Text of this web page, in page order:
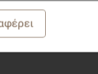
παρέμβασης στις
προκειμένου να
των